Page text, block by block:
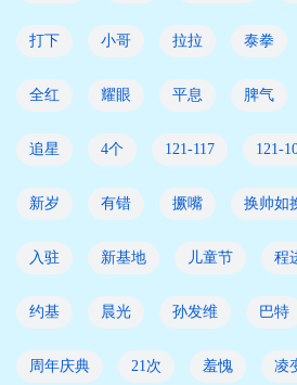
打下 小哥 拉拉 泰拳
全红 耀眼 平息 脾气
追星 4个 121-117 121-
新岁 有错 撅嘴 换帅如
入驻 新基地 儿童节 程
约基 晨光 孙发维 巴特
周年庆典 21次 羞愧 凌